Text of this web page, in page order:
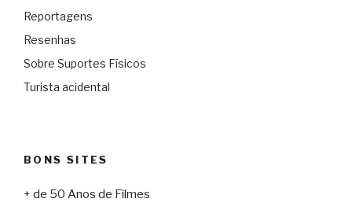
Reportagens
Resenhas
Sobre Suportes Físicos
Turista acidental
BONS SITES
+ de 50 Anos de Filmes